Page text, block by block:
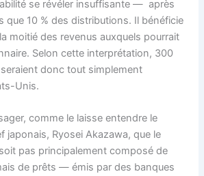
se révéler insuffisante — après
que 10 % des distributions. Il bénéficie
moitié des revenus auxquels pourrait
Selon cette interprétation, 300
donc tout simplement
Unis.
comme le laisse entendre le
japonais, Ryosei Akazawa, que le
pas principalement composé de
de prêts — émis par des banques